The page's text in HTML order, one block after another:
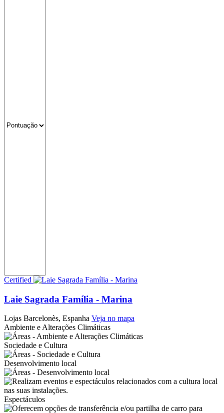
Certified
Laie Sagrada Família - Marina
Lojas Barcelonès, Espanha Veja no mapa
Ambiente e Alterações Climáticas
Sociedade e Cultura
Desenvolvimento local
Espectáculos